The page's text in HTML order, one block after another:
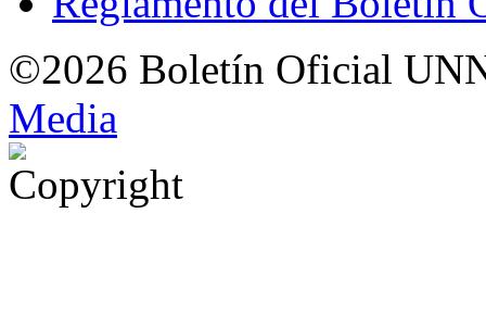
©2026 Boletín Oficial
Media